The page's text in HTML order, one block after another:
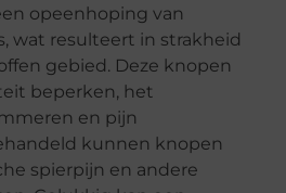
opeenhoping van
wat resulteert in strakheid
gebied. Deze knopen
beperken, het
en pijn
kunnen knopen
spierpijn en andere